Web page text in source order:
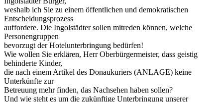
weshalb ich Sie zu einem öffentlichen und demokratischen
Entscheidungsprozess
auffordere. Die Ingolstädter sollen mitreden können, welche
Personengruppen
bevorzugt der Hotelunterbringung bedürfen!
Wie wollen Sie erklären, Herr Oberbürgermeister, dass geistig
behinderte Kinder,
die nach einem Artikel des Donaukuriers (ANLAGE) keine
Unterkünfte zur
Betreuung mehr finden, das Nachsehen haben sollen?
Und wie steht es um die zukünftige Unterbringung unserer